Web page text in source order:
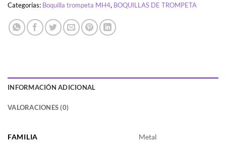
Categorías: Boquilla trompeta MH4, BOQUILLAS DE TROMPETA
INFORMACIÓN ADICIONAL
VALORACIONES (0)
FAMILIA Metal